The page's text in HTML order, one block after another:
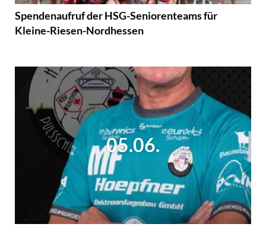
Spendenaufruf der HSG-Seniorenteams für
Kleine-Riesen-Nordhessen
05.06.